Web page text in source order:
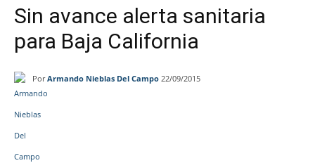
Sin avance alerta sanitaria
para Baja California
Por Armando Nieblas Del Campo 22/09/2015